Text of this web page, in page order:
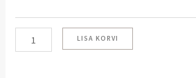
LISA KORVI